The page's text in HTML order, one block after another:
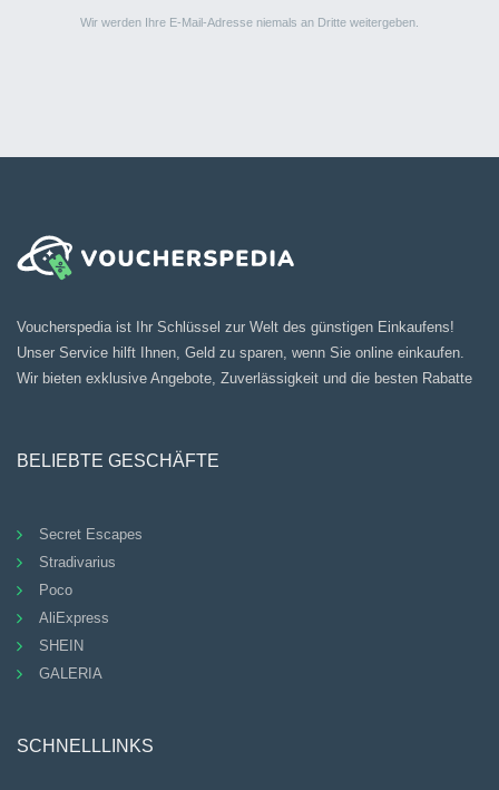
Wir werden Ihre E-Mail-Adresse niemals an Dritte weitergeben.
Voucherspedia ist Ihr Schlüssel zur Welt des günstigen Einkaufens!
Unser Service hilft Ihnen, Geld zu sparen, wenn Sie online einkaufen.
Wir bieten exklusive Angebote, Zuverlässigkeit und die besten Rabatte
BELIEBTE GESCHÄFTE
Secret Escapes
Stradivarius
Poco
AliExpress
SHEIN
GALERIA
SCHNELLLINKS